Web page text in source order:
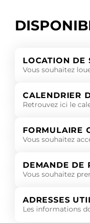
LOCATION DE
Vous souhaitez
CALENDRIER
Retrouvez ici le
FORMULAIRE
Vous souhaitez
DEMANDE DE
Vous souhaitez
ADRESSES
Les informations